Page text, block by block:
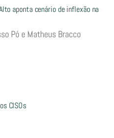
aponta cenário de inflexão na
Pó e Matheus Bracco
CISOs